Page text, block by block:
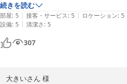
続きを読む
部屋: 5 | 接客・サービス: 5 | ロケーション: 5
設備: 5 | 清潔さ: 5
307
大きいさん 様